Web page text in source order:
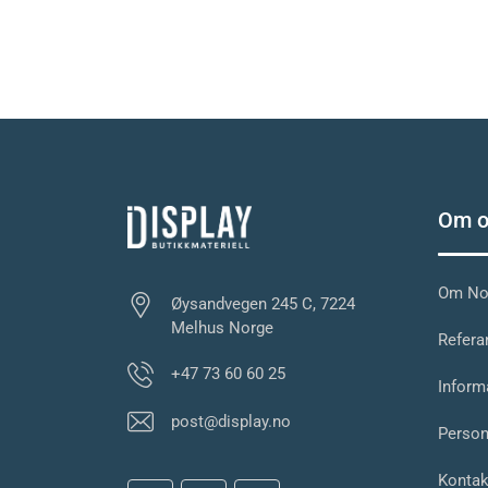
Øysandvegen 245 C, 7224
Melhus Norge
+47 73 60 60 25
post@display.no
Om
Om